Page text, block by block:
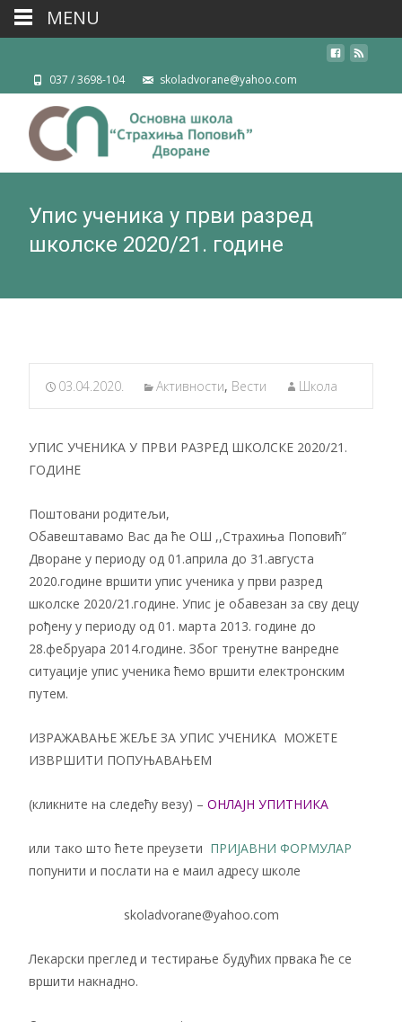
037 / 3698-104 skoladvorane@yahoo.com
Упис ученика у први разред
школске 2020/21. године
03.04.2020. Активности, Вести Школа
УПИС УЧЕНИКА У ПРВИ РАЗРЕД ШКОЛСКЕ 2020/21.
ГОДИНЕ
Поштовани родитељи,
Обавештавамо Вас да ће ОШ ,,Страхиња Поповић”
Дворане у периоду од 01.априла до 31.августа
2020.године вршити упис ученика у први разред
школске 2020/21.године. Упис је обавезан за сву децу
рођену у периоду од 01. марта 2013. године до
28.фебруара 2014.године. Због тренутне ванредне
ситуације упис ученика ћемо вршити електронским
путем.
ИЗРАЖАВАЊЕ ЖЕЉЕ ЗА УПИС УЧЕНИКА МОЖЕТЕ
ИЗВРШИТИ ПОПУЊАВАЊЕМ
(кликните на следећу везу) – ОНЛАЈН УПИТНИКА
или тако што ћете преузети ПРИЈАВНИ ФОРМУЛАР
попунити и послати на е маил адресу школе
skoladvorane@yahoo.com
Лекарски преглед и тестирање будућих првака ће се
вршити накнадно.
MENU